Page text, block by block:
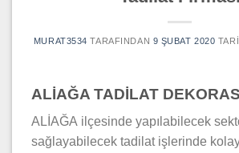
MURAT3534 TARAFINDAN 9 ŞUBAT 2020
ALİAĞA TADİLAT
ALİAĞA ilçesinde yapılabilecek
sağlayabilecek tadilat işlerinde